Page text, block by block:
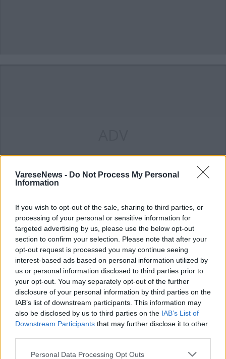
VareseNews - Do Not Process My Personal
Information
If you wish to opt-out of the sale, sharing to third parties, or
processing of your personal or sensitive information for
targeted advertising by us, please use the below opt-out
section to confirm your selection. Please note that after your
opt-out request is processed you may continue seeing
interest-based ads based on personal information utilized by
us or personal information disclosed to third parties prior to
your opt-out. You may separately opt-out of the further
disclosure of your personal information by third parties on the
IAB’s list of downstream participants. This information may
also be disclosed by us to third parties on the IAB’s List of
Downstream Participants that may further disclose it to other
Personal Data Processing Opt Outs
Commenti
Accedioregistratiper commentare questo
articolo.
L'email è richiesta ma non verrà mostrata ai visitatori. Il contenuto di questo
commento esprime il pensiero dell'autore e non rappresenta la linea editoriale
di VareseNews.it, che rimane autonoma e indipendente. I messaggi inclusi nei
commenti non sono testi giornalistici, ma post inviati dai singoli lettori che
possono essere automaticamente pubblicati senza filtro preventivo. I commenti
che includano uno o più link a siti esterni verranno rimossi in automatico dal
sistema.